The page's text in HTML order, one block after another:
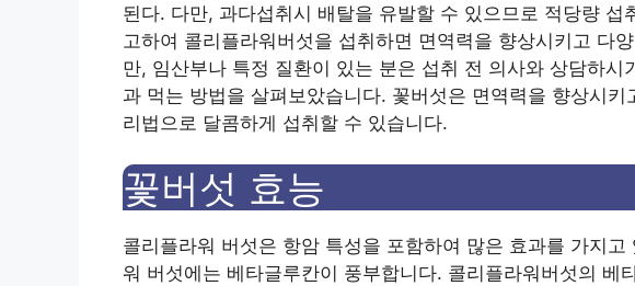
된다. 다만, 과다섭취시 배탈을 유발할 수 있으므로 적당량
고하여 콜리플라워버섯을 섭취하면 면역력을 향상시키고 다
만, 임산부나 특정 질환이 있는 분은 섭취 전 의사와 상담하시
과 먹는 방법을 살펴보았습니다. 꽃버섯은 면역력을 향상시
리법으로 달콤하게 섭취할 수 있습니다.
꽃버섯 효능
콜리플라워 버섯은 항암 특성을 포함하여 많은 효과를 가지
워 버섯에는 베타글루칸이 풍부합니다. 콜리플라워버섯의 베